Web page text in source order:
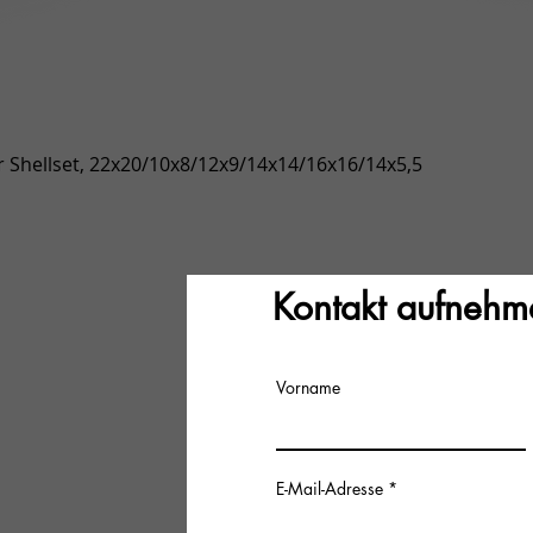
Schnellansicht
Shellset, 22x20/10x8/12x9/14x14/16x16/14x5,5
Kontakt
Vorname
E-Mail-Adresse